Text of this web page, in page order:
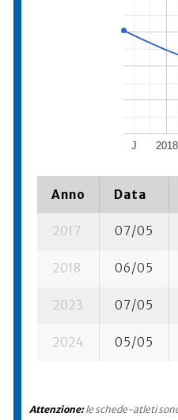
2018
J
Anno Data
2017 07/05
2018 06/05
2023 07/05
2024 05/05
Attenzione:le schede-atleti